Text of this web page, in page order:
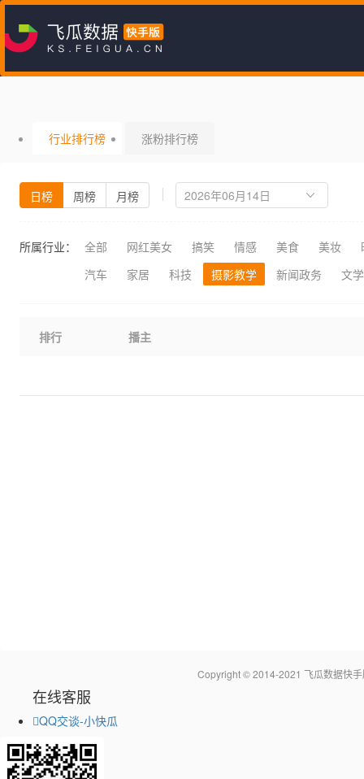
行业排行榜 涨粉排行榜
日榜 周榜 月榜
所属行业： 全部 网红美女 搞笑 情感 美食 美妆
汽车
家居 科技 摄影教学 新闻政务 文
排行 播主
Copyright © 2014-2021 飞瓜数据快
在线客服
QQ交谈-小快瓜